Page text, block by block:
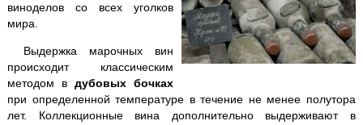
Никитский ботанический сад
Поляна Сказок + Ялтинский зоопарк
ПещерыЧатыр-Дага
Севастополь+ Херсонес
виноделов со всех уголков
мира.
Выдержка марочных вин
происходит классическим
методом в дубовых бочках
при определенной температуре в течение не менее полутора
лет. Коллекционные вина дополнительно выдерживают в